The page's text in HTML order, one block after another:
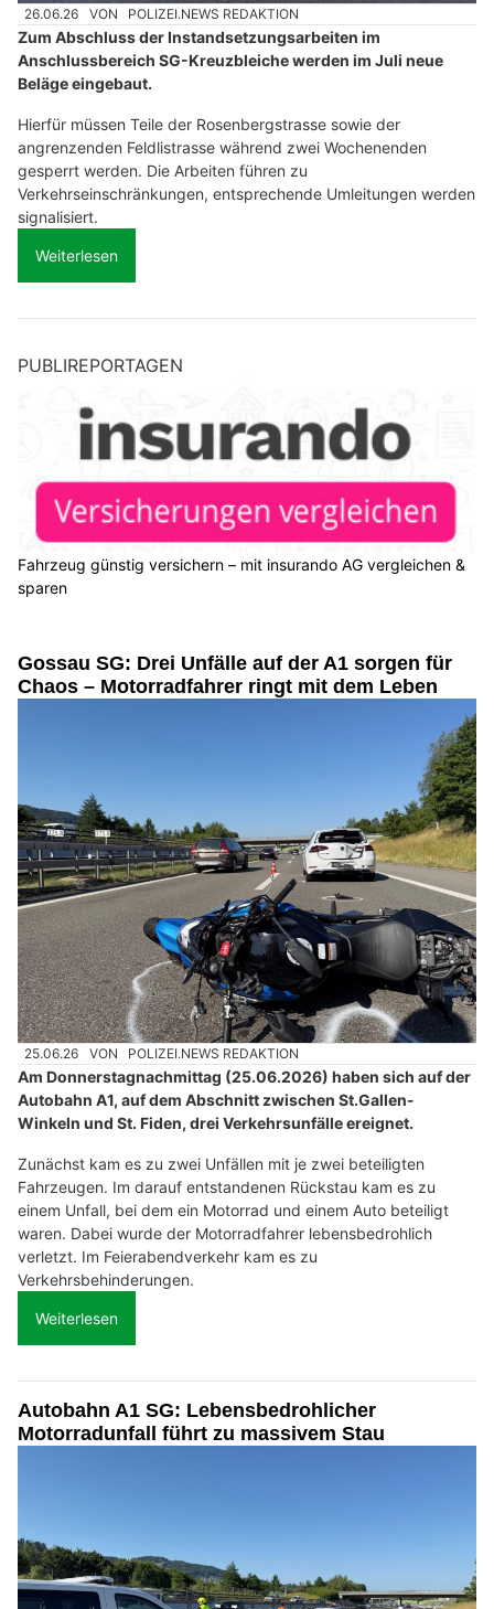
26.06.26 VON POLIZEI.NEWS REDAKTION
Zum Abschluss der Instandsetzungsarbeiten im
Anschlussbereich SG-Kreuzbleiche werden im Juli neue
Beläge eingebaut.
Hierfür müssen Teile der Rosenbergstrasse sowie der
angrenzenden Feldlistrasse während zwei Wochenenden
gesperrt werden. Die Arbeiten führen zu
Verkehrseinschränkungen, entsprechende Umleitungen werden
signalisiert.
Weiterlesen
PUBLIREPORTAGEN
Fahrzeug günstig versichern – mit insurando AG vergleichen &
sparen
Gossau SG: Drei Unfälle auf der A1 sorgen für
Chaos – Motorradfahrer ringt mit dem Leben
25.06.26 VON POLIZEI.NEWS REDAKTION
Am Donnerstagnachmittag (25.06.2026) haben sich auf der
Autobahn A1, auf dem Abschnitt zwischen St.Gallen-
Winkeln und St. Fiden, drei Verkehrsunfälle ereignet.
Zunächst kam es zu zwei Unfällen mit je zwei beteiligten
Fahrzeugen. Im darauf entstandenen Rückstau kam es zu
einem Unfall, bei dem ein Motorrad und einem Auto beteiligt
waren. Dabei wurde der Motorradfahrer lebensbedrohlich
verletzt. Im Feierabendverkehr kam es zu
Verkehrsbehinderungen.
Weiterlesen
Autobahn A1 SG: Lebensbedrohlicher
Motorradunfall führt zu massivem Stau